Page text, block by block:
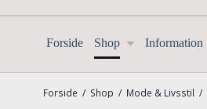
Forside Shop Information
Forside / Shop / Mode & Livsstil /